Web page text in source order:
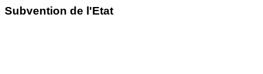
Subvention de l'Etat